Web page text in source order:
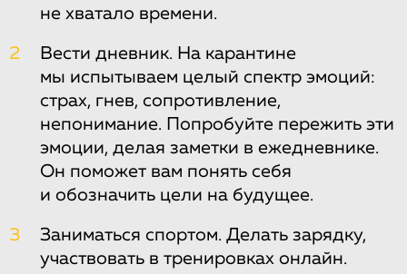
не хватало времени.
2
Вести дневник. На карантине
мы испытываем целый спектр эмоций:
страх, гнев, сопротивление,
непонимание. Попробуйте пережить эти
эмоции, делая заметки в ежедневнике.
Он поможет вам понять себя
и обозначить цели на будущее.
3
Заниматься спортом. Делать зарядку,
участвовать в тренировках онлайн.